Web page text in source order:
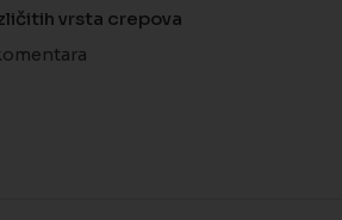
vrsta crepova